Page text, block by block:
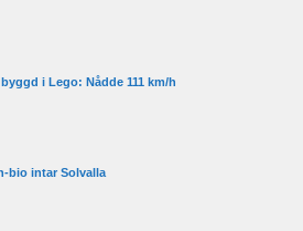
i Lego: Nådde 111 km/h
bio intar Solvalla